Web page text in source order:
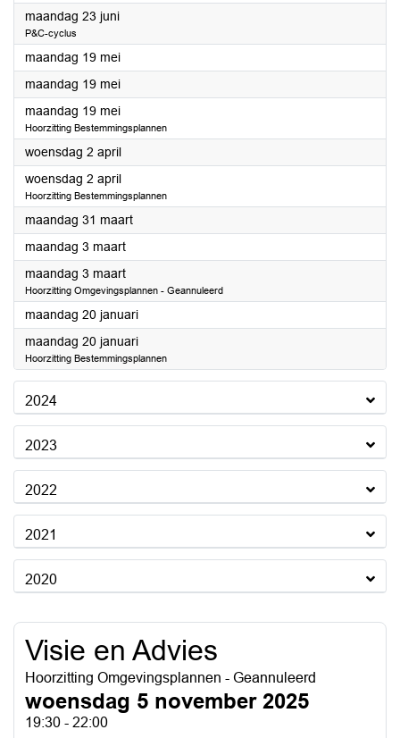
maandag 23 juni2025
P&C-cyclus
maandag 19 mei2025
maandag 19 mei2025
maandag 19 mei2025
Hoorzitting Bestemmingsplannen
woensdag 2 april2025
woensdag 2 april2025
Hoorzitting Bestemmingsplannen
maandag 31 maart2025
maandag 3 maart2025
maandag 3 maart2025
Hoorzitting Omgevingsplannen - Geannuleerd
maandag 20 januari2025
maandag 20 januari2025
Hoorzitting Bestemmingsplannen
2024
2023
2022
2021
2020
Visie en Advies
Hoorzitting Omgevingsplannen - Geannuleerd
woensdag 5 november 2025
19:30 - 22:00